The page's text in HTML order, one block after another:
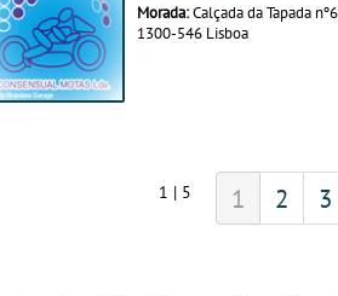
Morada:Calçada da Tapada
1300-546 Lisboa
1 | 5 1 2 3